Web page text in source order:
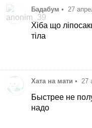
Бадабум • 27
Хіба що
тіла
Хата на мати • 27
Быстрее не
надо